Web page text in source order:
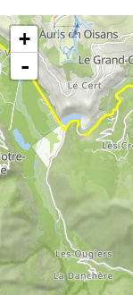
+
-